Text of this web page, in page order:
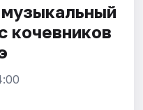
кочевников